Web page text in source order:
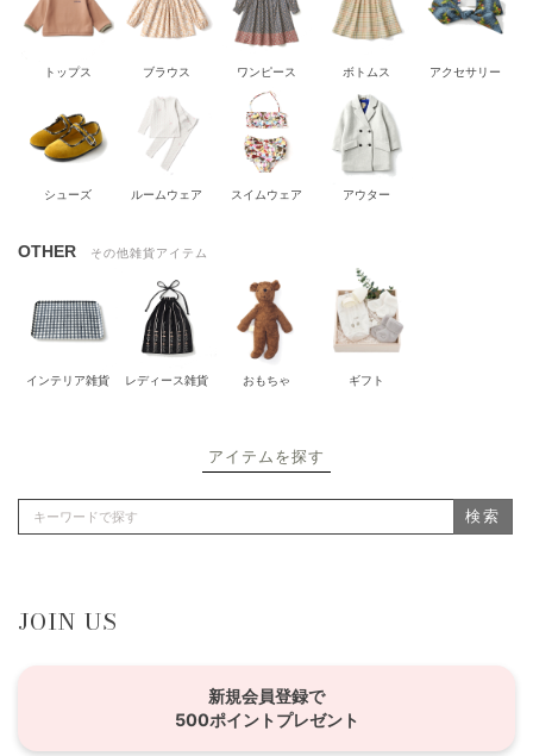
トップス ブラウス ワンピース ボトムス アクセサリー
シューズ ルームウェア スイムウェア アウター
OTHER その他雑貨アイテム
インテリア雑貨 レディース雑貨 おもちゃ ギフト
アイテムを探す
検索
JOIN US
新規会員登録で
500ポイントプレゼント